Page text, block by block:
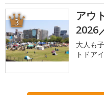
3
アウ
2026
大人も
トドア